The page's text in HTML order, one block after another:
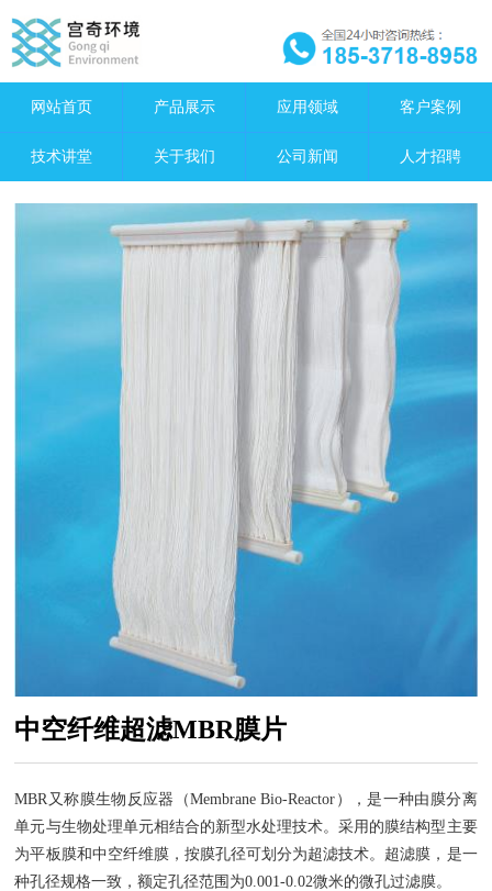
网站首页 产品展示 应用领域 客户案例
技术讲堂 关于我们 公司新闻 人才招聘
中空纤维超滤MBR膜片
MBR又称膜生物反应器（Membrane Bio-Reactor），是一种由膜分离
单元与生物处理单元相结合的新型水处理技术。采用的膜结构型主要
为平板膜和中空纤维膜，按膜孔径可划分为超滤技术。超滤膜，是一
种孔径规格一致，额定孔径范围为0.001-0.02微米的微孔过滤膜。